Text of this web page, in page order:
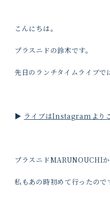
こんにちは。
プラスニドの鈴木です。
先日のランチタイムライブで
▶️ ライブはInstagramより
プラスニドMARUNOUCHI
私もあの時初めて行ったので